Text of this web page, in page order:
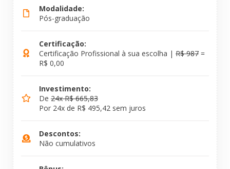
Modalidade:
Pós-graduação
Certificação:
Certificação Profissional à sua escolha | R$ 987 =
R$ 0,00
Investimento:
De 24x R$ 665,83
Por 24x de R$ 495,42 sem juros
Descontos:
Não cumulativos